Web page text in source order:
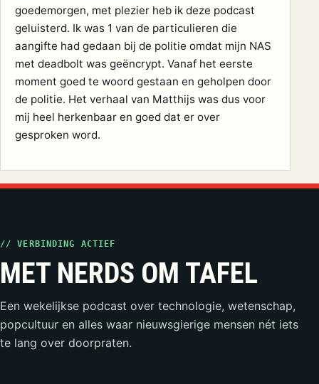
goedemorgen, met plezier heb ik deze podcast
geluisterd. Ik was 1 van de particulieren die
aangifte had gedaan bij de politie omdat mijn NAS
met deadbolt was geëncrypt. Vanaf het eerste
moment goed te woord gestaan en geholpen door
de politie. Het verhaal van Matthijs was dus voor
mij heel herkenbaar en goed dat er over
gesproken word.
// VERBINDING ACTIEF
MET NERDS OM TAFEL
Een wekelijkse podcast over technologie, wetenschap,
popcultuur en alles waar nieuwsgierige mensen nét iets
te lang over doorpraten.